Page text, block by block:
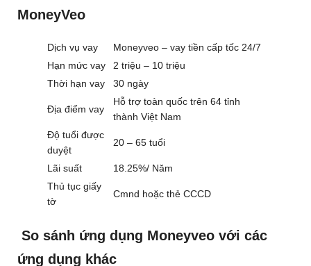
MoneyVeo
Dịch vụ vay
Moneyveo – vay tiền cấp tốc 24/7
Hạn mức vay
2 triệu – 10 triệu
Thời hạn vay
30 ngày
Địa điểm vay
Hỗ trợ toàn quốc trên 64 tỉnh
thành Việt Nam
Độ tuổi được
duyệt
20 – 65 tuổi
Lãi suất
18.25%/ Năm
Thủ tục giấy
tờ
Cmnd hoặc thẻ CCCD
So sánh ứng dụng Moneyveo với các
ứng dụng khác